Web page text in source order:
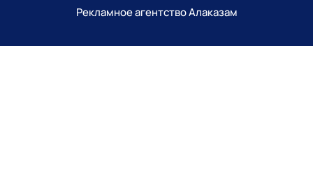
Рекламное агентство Алаказам